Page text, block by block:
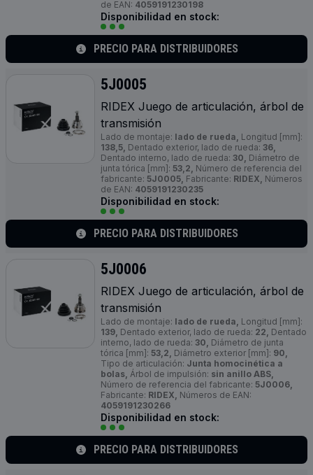
de EAN: 4059191230198
Disponibilidad en stock:
PRECIO PARA DISTRIBUIDORES
5J0005
RIDEX Juego de articulación, árbol de
transmisión
Lado de montaje: lado de rueda, Longitud [mm]:
138,5, Dentado exterior, lado de rueda: 36,
Dentado interno, lado de rueda: 30, Diámetro de
junta tórica [mm]: 53,2, Número de referencia del
fabricante: 5J0005, Fabricante: RIDEX, Números
de EAN: 4059191230235
Disponibilidad en stock:
PRECIO PARA DISTRIBUIDORES
5J0006
RIDEX Juego de articulación, árbol de
transmisión
Lado de montaje: lado de rueda, Longitud [mm]:
139, Dentado exterior, lado de rueda: 22, Dentado
interno, lado de rueda: 30, Diámetro de junta
tórica [mm]: 53,2, Diámetro exterior [mm]: 90,
Tipo de articulación: Junta homocinética a
bolas, Árbol de impulsión: sin anillo ABS,
Número de referencia del fabricante: 5J0006,
Fabricante: RIDEX, Números de EAN:
4059191230266
Disponibilidad en stock:
PRECIO PARA DISTRIBUIDORES